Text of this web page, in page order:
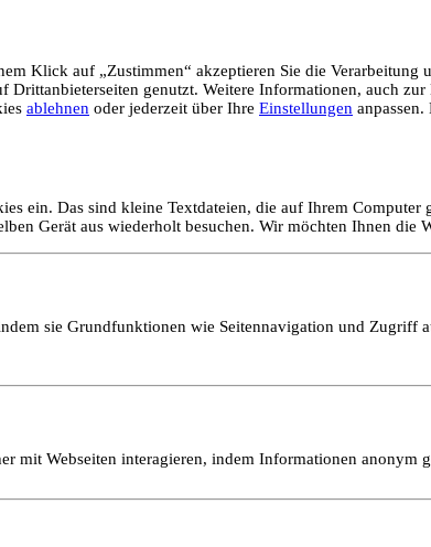
Klick auf „Zustimmen“ akzeptieren Sie die
genutzt. Weitere Informationen, auch
ablehnen oder jederzeit über Ihre Einstellungen
ein. Das sind kleine Textdateien, die auf Ihrem
Gerät aus wiederholt besuchen. Wir möchten Ihnen die
sie Grundfunktionen wie Seitennavigation und Zugriff
mit Webseiten interagieren, indem Informationen anonym